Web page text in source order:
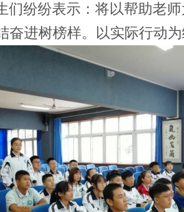
纷纷表示：将以帮助老师
奋进树榜样。以实际行动